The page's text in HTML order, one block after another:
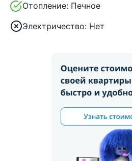
Отопление: Печное
Электричество: Нет